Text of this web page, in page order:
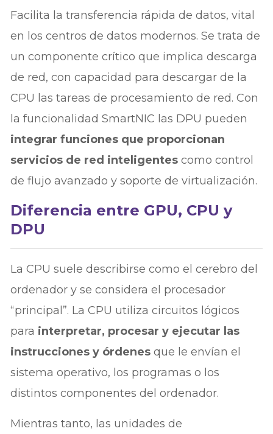
Facilita la transferencia rápida de datos, vital
en los centros de datos modernos. Se trata de
un componente crítico que implica descarga
de red, con capacidad para descargar de la
CPU las tareas de procesamiento de red. Con
la funcionalidad SmartNIC las DPU pueden
integrar funciones que proporcionan
servicios de red inteligentes como control
de flujo avanzado y soporte de virtualización.
Diferencia entre GPU, CPU y
DPU
La CPU suele describirse como el cerebro del
ordenador y se considera el procesador
“principal”. La CPU utiliza circuitos lógicos
para interpretar, procesar y ejecutar las
instrucciones y órdenes que le envían el
sistema operativo, los programas o los
distintos componentes del ordenador.
Mientras tanto, las unidades de